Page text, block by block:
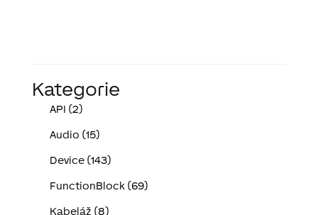
Kategorie
API (2)
Audio (15)
Device (143)
FunctionBlock (69)
Kabeláž (8)